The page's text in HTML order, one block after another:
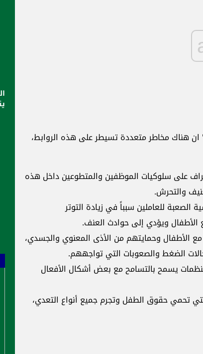
ان هناك مخاطر متعددة تسيطر على هذه الروابط،
على سلوكيات الموظفين والمتطوعين داخل هذه
والتحرش.
الصعبة للعاملين سبباً في زيادة التوتر
ويؤدي إلى حوادث العنف.
الأطفال وحمايتهم من الأذى المعنوي والجسدي،
الضغط والصعوبات التي تواجههم.
يسمح بالتسامح مع بعض أشكال الأفعال
تحمي حقوق الطفل وتجرم جميع أنواع التعدي،